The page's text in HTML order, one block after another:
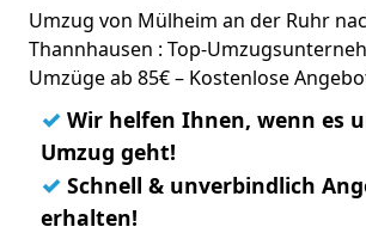
Umzug von Mülheim an der Ruhr
Thannhausen : Top-
Umzüge ab 85€ – Kostenlose
✓ Wir helfen Ihnen, wenn es
Umzug geht!
✓ Schnell & unverbindlich
erhalten!